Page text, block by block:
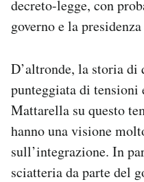
decreto-legge, con
governo e la
D’altronde, la storia di
punteggiata di
Mattarella su questo
hanno una visione
sull’integrazione. In
sciatteria da parte del